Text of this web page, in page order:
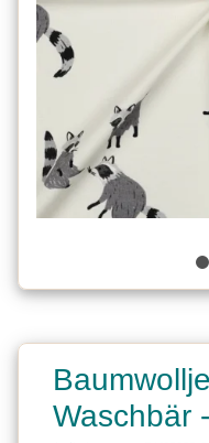
Waschbär